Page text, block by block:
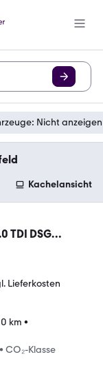
Nicht anzeigen
Kachelansicht
TDI DSG
/ Navi
Lieferkosten
km •
• CO₂-Klasse